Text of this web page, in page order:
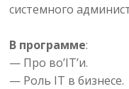
системного
В программе:
— Про во’IT’и.
— Роль IT в бизнесе.